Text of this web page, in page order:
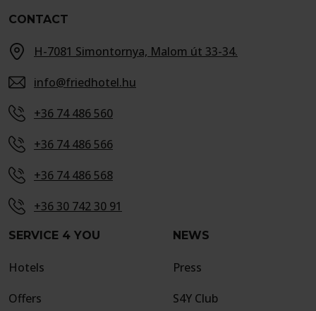
CONTACT
H-7081 Simontornya, Malom út 33-34.
info@friedhotel.hu
+36 74 486 560
+36 74 486 566
+36 74 486 568
+36 30 742 30 91
SERVICE 4 YOU
Hotels
Offers
NEWS
Press
S4Y Club